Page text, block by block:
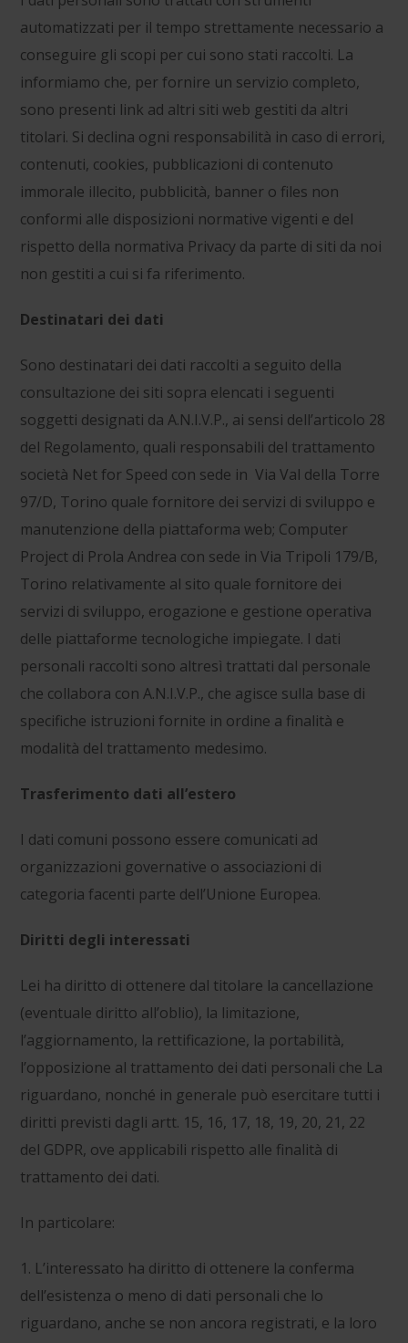
automatizzati per il tempo strettamente necessario a
conseguire gli scopi per cui sono stati raccolti. La
informiamo che, per fornire un servizio completo,
sono presenti link ad altri siti web gestiti da altri
titolari. Si declina ogni responsabilità in caso di errori,
contenuti, cookies, pubblicazioni di contenuto
immorale illecito, pubblicità, banner o files non
conformi alle disposizioni normative vigenti e del
rispetto della normativa Privacy da parte di siti da noi
non gestiti a cui si fa riferimento.
Destinatari dei dati
Sono destinatari dei dati raccolti a seguito della
consultazione dei siti sopra elencati i seguenti
soggetti designati da A.N.I.V.P., ai sensi dell’articolo 28
del Regolamento, quali responsabili del trattamento
società Net for Speed con sede in Via Val della Torre
97/D, Torino quale fornitore dei servizi di sviluppo e
manutenzione della piattaforma web; Computer
Project di Prola Andrea con sede inVia Tripoli 179/B,
Torino relativamente al sito quale fornitore dei
servizi di sviluppo, erogazione e gestione operativa
delle piattaforme tecnologiche impiegate. I dati
personali raccolti sono altresì trattati dal personale
che collabora con A.N.I.V.P., che agisce sulla base di
specifiche istruzioni fornite in ordine a finalità e
modalità del trattamento medesimo.
Trasferimento dati all’estero
I dati comuni possono essere comunicati ad
organizzazioni governative o associazioni di
categoria facenti parte dell’Unione Europea.
Diritti degli interessati
Lei ha diritto di ottenere dal titolare la cancellazione
(eventuale diritto all’oblio), la limitazione,
l’aggiornamento, la rettificazione, la portabilità,
l’opposizione al trattamento dei dati personali che La
riguardano, nonché in generale può esercitare tutti i
diritti previsti dagli artt. 15, 16, 17, 18, 19, 20, 21, 22
del GDPR, ove applicabili rispetto alle finalità di
trattamento dei dati.
In particolare:
1. L’interessato ha diritto di ottenere la conferma
dell’esistenza o meno di dati personali che lo
riguardano, anche se non ancora registrati, e la loro